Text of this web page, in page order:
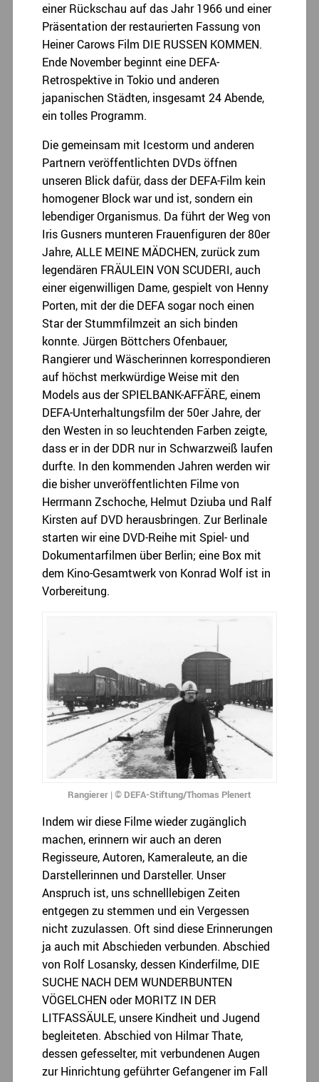
einer Rückschau auf das Jahr 1966 und einer
Präsentation der restaurierten Fassung von
Heiner Carows Film DIE RUSSEN KOMMEN.
Ende November beginnt eine DEFA-
Retrospektive in Tokio und anderen
japanischen Städten, insgesamt 24 Abende,
ein tolles Programm.
Die gemeinsam mit Icestorm und anderen
Partnern veröffentlichten DVDs öffnen
unseren Blick dafür, dass der DEFA-Film kein
homogener Block war und ist, sondern ein
lebendiger Organismus. Da führt der Weg von
Iris Gusners munteren Frauenfiguren der 80er
Jahre, ALLE MEINE MÄDCHEN, zurück zum
legendären FRÄULEIN VON SCUDERI, auch
einer eigenwilligen Dame, gespielt von Henny
Porten, mit der die DEFA sogar noch einen
Star der Stummfilmzeit an sich binden
konnte. Jürgen Böttchers Ofenbauer,
Rangierer und Wäscherinnen korrespondieren
auf höchst merkwürdige Weise mit den
Models aus der SPIELBANK-AFFÄRE, einem
DEFA-Unterhaltungsfilm der 50er Jahre, der
den Westen in so leuchtenden Farben zeigte,
dass er in der DDR nur in Schwarzweiß laufen
durfte. In den kommenden Jahren werden wir
die bisher unveröffentlichten Filme von
Herrmann Zschoche, Helmut Dziuba und Ralf
Kirsten auf DVD herausbringen. Zur Berlinale
starten wir eine DVD-Reihe mit Spiel- und
Dokumentarfilmen über Berlin; eine Box mit
dem Kino-Gesamtwerk von Konrad Wolf ist in
Vorbereitung.
Rangierer | © DEFA-Stiftung/Thomas Plenert
Indem wir diese Filme wieder zugänglich
machen, erinnern wir auch an deren
Regisseure, Autoren, Kameraleute, an die
Darstellerinnen und Darsteller. Unser
Anspruch ist, uns schnelllebigen Zeiten
entgegen zu stemmen und ein Vergessen
nicht zuzulassen. Oft sind diese Erinnerungen
ja auch mit Abschieden verbunden. Abschied
von Rolf Losansky, dessen Kinderfilme, DIE
SUCHE NACH DEM WUNDERBUNTEN
VÖGELCHEN oder MORITZ IN DER
LITFASSÄULE, unsere Kindheit und Jugend
begleiteten. Abschied von Hilmar Thate,
dessen gefesselter, mit verbundenen Augen
zur Hinrichtung geführter Gefangener im Fall